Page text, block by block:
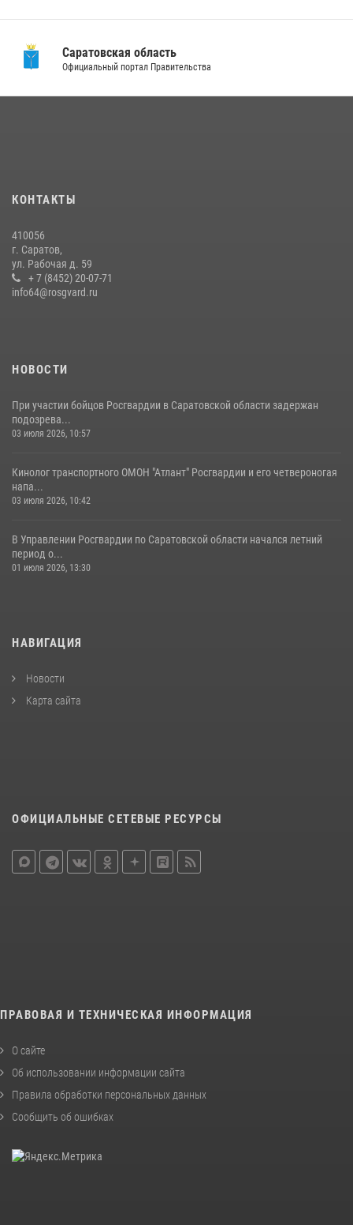
В Саратове в честь празднования Дня Крещения Руси для молодых
экскурсию
28 июля 2026, 13:25
В Саратове командир СОБР «Волкодав» и ветеран
спецподразделения МВД провели совместный урок мужества для
семей сотрудников Росгвардии.
05 августа 2026, 12:55
07 августа 2026, 11:35
Саратовская область
Официальный портал Правительства
КОНТАКТЫ
410056
г. Саратов,
ул. Рабочая д. 59
+ 7 (8452) 20-07-71
info64@rosgvard.ru
НОВОСТИ
При участии бойцов Росгвардии в Саратовской области задержан
подозрева...
03 июля 2026, 10:57
Кинолог транспортного ОМОН "Атлант" Росгвардии и его четвероногая
напа...
03 июля 2026, 10:42
В Управлении Росгвардии по Саратовской области начался летний
период о...
01 июля 2026, 13:30
НАВИГАЦИЯ
Новости
Карта сайта
ОФИЦИАЛЬНЫЕ СЕТЕВЫЕ РЕСУРСЫ
ПРАВОВАЯ И ТЕХНИЧЕСКАЯ ИНФОРМАЦИЯ
О сайте
Об использовании информации сайта
Правила обработки персональных данных
Сообщить об ошибках